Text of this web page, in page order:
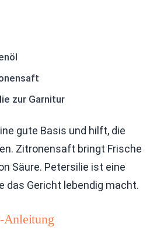
zur Garnitur
gute Basis und hilft, die
Zitronensaft bringt Frische
Säure. Petersilie ist eine
das Gericht lebendig macht.
Anleitung